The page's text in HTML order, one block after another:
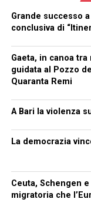
Grande successo
conclusiva di
Gaeta, in canoa
guidata al Pozzo
Quaranta Remi
A Bari la violenza
La democrazia
Ceuta, Schengen
migratoria che